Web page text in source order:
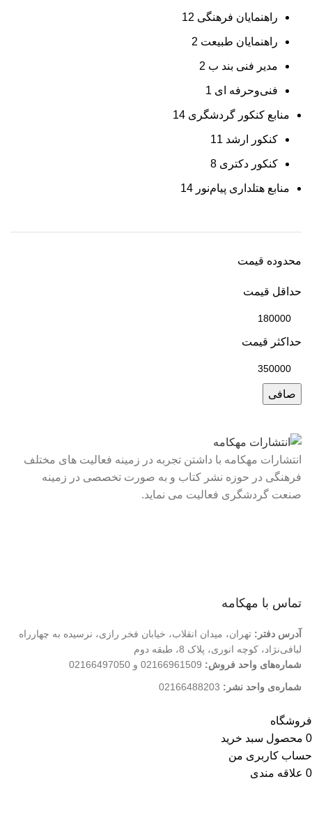
راهنمایان فرهنگی 12
راهنمایان طبیعت 2
مدیر فنی بند ب 2
فنی‌وحرفه‌ ای 1
منابع کنکور گردشگری 14
کنکور ارشد 11
کنکور دکتری 8
منابع هتلداری پیام‌نور 14
محدوده قیمت
حداقل قیمت
حداكثر قيمت
صافی
انتشارات مهکامه با داشتن تجربه در زمینه فعالیت های مختلف
فرهنگی در حوزه نشر کتاب و به صورت تخصصی در زمینه
صنعت گردشگری فعالیت می نماید.
تماس با مهکامه
آدرس دفتر: تهران، میدان انقلاب، خیابان فخر رازی، نرسیده به چهارراه
لبافی‌نژاد، کوچه انوری، پلاک 8، طبقه دوم
شماره‌های واحد فروش: 02166961509 و 02166497050
شماره‌‌ی واحد نشر:
فروشگاه
0 محصول سبد خرید
حساب کاربری من
0 علاقه مندی